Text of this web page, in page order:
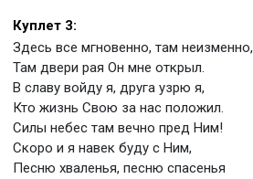
Куплет 3:
Здесь все мгновенно, там неизменно,
Там двери рая Он мне открыл.
В славу войду я, друга узрю я,
Кто жизнь Свою за нас положил.
Силы небес там вечно пред Ним!
Скоро и я навек буду с Ним,
Песню хваленья, песню спасенья